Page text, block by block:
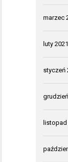
marzec
luty 2021
styczeń
listopad